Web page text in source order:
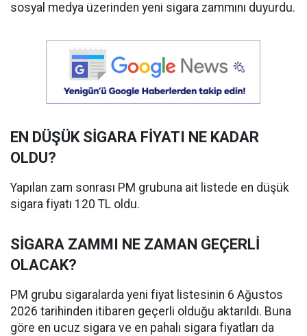
sosyal medya üzerinden yeni sigara zammını duyurdu.
EN DÜŞÜK SİGARA FİYATI NE KADAR
OLDU?
Yapılan zam sonrası PM grubuna ait listede en düşük
sigara fiyatı 120 TL oldu.
SİGARA ZAMMI NE ZAMAN GEÇERLİ
OLACAK?
PM grubu sigaralarda yeni fiyat listesinin 6 Ağustos
2026 tarihinden itibaren geçerli olduğu aktarıldı. Buna
göre en ucuz sigara ve en pahalı sigara fiyatları da